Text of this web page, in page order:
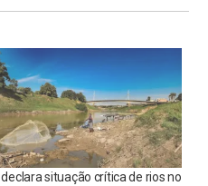
situação crítica de rios no